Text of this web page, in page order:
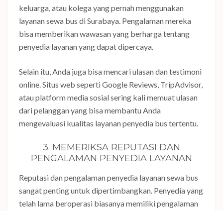
keluarga, atau kolega yang pernah menggunakan
layanan sewa bus di Surabaya. Pengalaman mereka
bisa memberikan wawasan yang berharga tentang
penyedia layanan yang dapat dipercaya.
Selain itu, Anda juga bisa mencari ulasan dan testimoni
online. Situs web seperti Google Reviews, TripAdvisor,
atau platform media sosial sering kali memuat ulasan
dari pelanggan yang bisa membantu Anda
mengevaluasi kualitas layanan penyedia bus tertentu.
3. MEMERIKSA REPUTASI DAN
PENGALAMAN PENYEDIA LAYANAN
Reputasi dan pengalaman penyedia layanan sewa bus
sangat penting untuk dipertimbangkan. Penyedia yang
telah lama beroperasi biasanya memiliki pengalaman